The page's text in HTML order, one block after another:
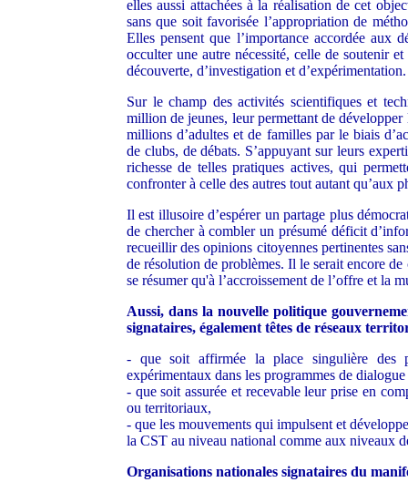
elles aussi attachées à la réalisation de cet
sans que soit favorisée l’appropriation de
Elles pensent que l’importance accordée aux
occulter une autre nécessité, celle de soutenir
découverte, d’investigation et d’expérimentation.
Sur le champ des activités scientifiques et
million de jeunes, leur permettant de
millions d’adultes et de familles par le biais
de clubs, de débats. S’appuyant sur leurs
richesse de telles pratiques actives, qui
confronter à celle des autres tout autant qu’aux
Il est illusoire d’espérer un partage plus
de chercher à combler un présumé déficit
recueillir des opinions citoyennes pertinentes
de résolution de problèmes. Il le serait encore
se résumer qu'à l’accroissement de l’offre et la
Aussi, dans la nouvelle politique
signataires, également têtes de réseaux
- que soit affirmée la place singulière des
expérimentaux dans les programmes de
- que soit assurée et recevable leur prise en
ou territoriaux,
- que les mouvements qui impulsent et
la CST au niveau national comme aux niveaux
Organisations nationales signataires du